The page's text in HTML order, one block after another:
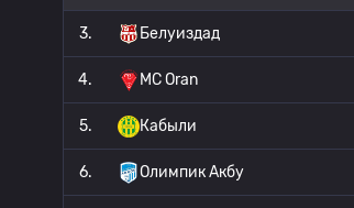
3. Белуиздад
4. MC Oran
5. Кабыли
6. Олимпик Акбу